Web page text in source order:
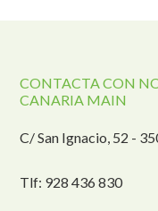
CONTACTA CON
CANARIA MAIN
C/ San Ignacio, 52 -
Tlf: 928 436 830